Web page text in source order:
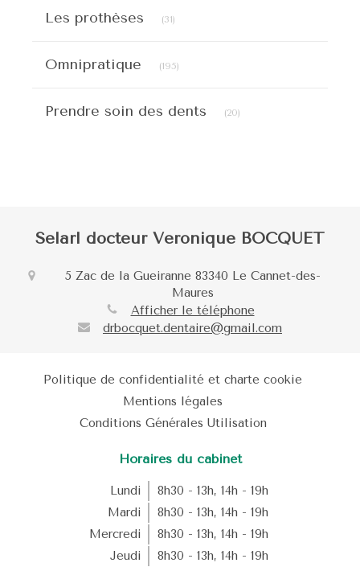
Les prothèses (31)
Omnipratique (195)
Prendre soin des dents (20)
Selarl docteur Veronique BOCQUET
5 Zac de la Gueiranne 83340 Le Cannet-des-
Maures
Afficher le téléphone
drbocquet.dentaire@gmail.com
Politique de confidentialité et charte cookie
Mentions légales
Conditions Générales Utilisation
Horaires du cabinet
Lundi 8h30 - 13h, 14h - 19h
Mardi
8h30 - 13h, 14h - 19h
Mercredi
8h30 - 13h, 14h - 19h
Jeudi
8h30 - 13h, 14h - 19h